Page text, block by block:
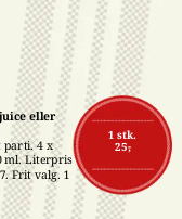
1 stk.
25,-
eller
parti. 4 x
ml. Literpris
Frit valg. 1